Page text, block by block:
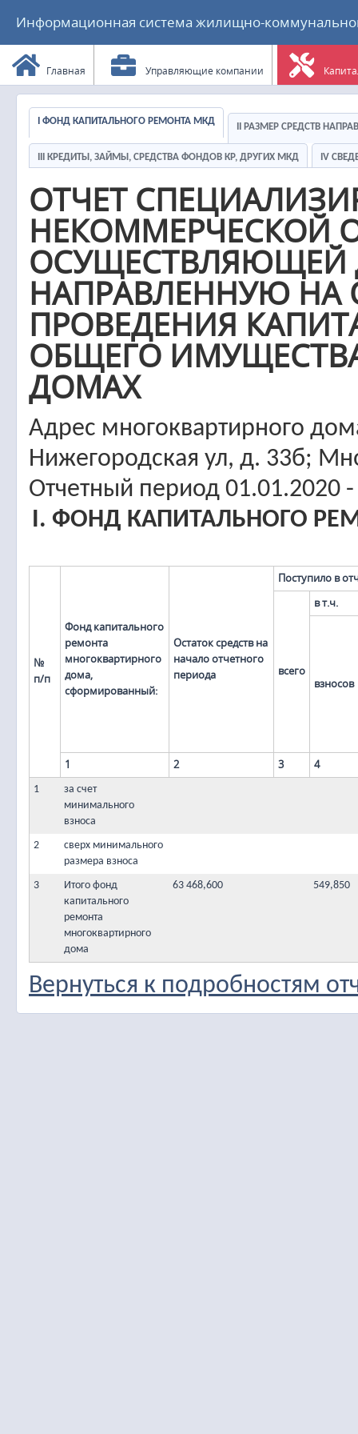
Информационная система жилищно-
Главная Управляющие компании
I ФОНД КАПИТАЛЬНОГО РЕМОНТА МКД
II РАЗМЕР СРЕДСТВ
III КРЕДИТЫ, ЗАЙМЫ, СРЕДСТВА ФОНДОВ КР, ДРУГИХ МКД IV
ОТЧЕТ
НЕКОММЕРЧЕСКОЙ
ОСУЩЕСТВЛЯЮЩЕЙ
НАПРАВЛЕННУЮ НА
ПРОВЕДЕНИЯ
ОБЩЕГО
ДОМАХ
Адрес многоквартирного
Нижегородская ул, д. 33б;
Отчетный период 01.01.2020
I. ФОНД КАПИТАЛЬНОГО
№
п/п
Фонд капитального
ремонта
многоквартирного
дома,
сформированный:
Остаток средств на
начало отчетного
периода
Поступило в
всего
в т.ч.
взносов
1 2 3 4
1
за счет
минимального
взноса
2
сверх минимального
размера взноса
3
Итого фонд
капитального
ремонта
многоквартирного
дома
63 468,600 549,850
Вернуться к подробностям